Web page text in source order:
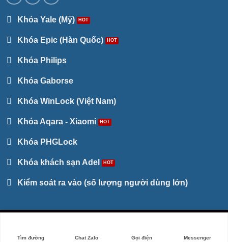
Khóa Yale (Mỹ)
Khóa Epic (Hàn Quốc)
Khóa Philips
Khóa Gaborse
Khóa WinLock (Việt Nam)
Khóa Aqara - Xiaomi
Khóa PHGLock
Khóa khách sạn Adel
Kiểm soát ra vào (số lượng người dùng lớn)
Tìm đường Chat Zalo Gọi điện Messenger